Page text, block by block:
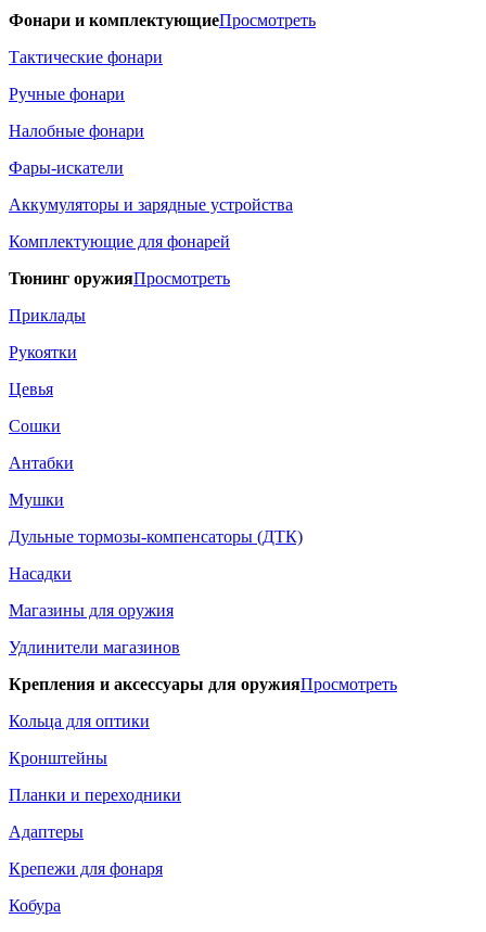
Фонари и комплектующиеПросмотреть
Тактические фонари
Ручные фонари
Налобные фонари
Фары-искатели
Аккумуляторы и зарядные устройства
Комплектующие для фонарей
Тюнинг оружияПросмотреть
Приклады
Рукоятки
Цевья
Сошки
Антабки
Мушки
Дульные тормозы-компенсаторы (ДТК)
Насадки
Магазины для оружия
Удлинители магазинов
Крепления и аксессуары для оружияПросмотреть
Кольца для оптики
Кронштейны
Планки и переходники
Адаптеры
Крепежи для фонаря
Кобура